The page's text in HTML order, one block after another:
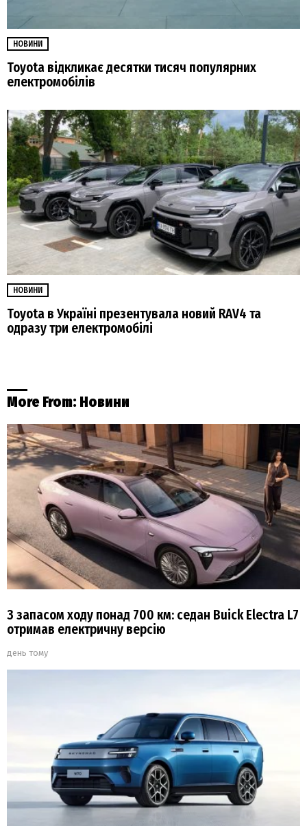
НОВИНИ
Toyota відкликає десятки тисяч популярних
електромобілів
НОВИНИ
Toyota в Україні презентувала новий RAV4 та
одразу три електромобілі
More From: Новини
З запасом ходу понад 700 км: седан Buick Electra L7
отримав електричну версію
день тому